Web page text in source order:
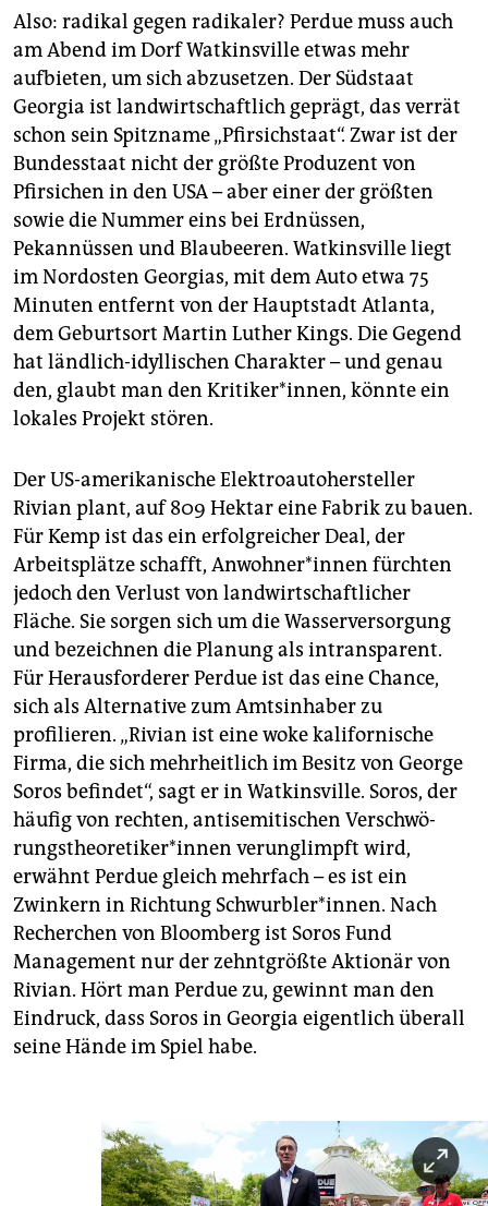
Also: radikal gegen radikaler? Perdue muss auch
am Abend im Dorf Watkinsville etwas mehr
aufbieten, um sich abzusetzen. Der Südstaat
Georgia ist landwirtschaftlich geprägt, das verrät
schon sein Spitzname „Pfirsichstaat“. Zwar ist der
Bundesstaat nicht der größte Produzent von
Pfirsichen in den USA – aber einer der größten
sowie die Nummer eins bei Erdnüssen,
Pekannüssen und Blaubeeren. Watkinsville liegt
im Nordosten Georgias, mit dem Auto etwa 75
Minuten entfernt von der Hauptstadt Atlanta,
dem Geburtsort Martin Luther Kings. Die Gegend
hat ländlich-idyllischen Charakter – und genau
den, glaubt man den Kritiker*innen, könnte ein
lokales Projekt stören.
Der US-amerikanische Elektroautohersteller
Rivian plant, auf 809 Hektar eine Fabrik zu bauen.
Für Kemp ist das ein erfolgreicher Deal, der
Arbeitsplätze schafft, An­woh­ne­r*in­nen fürchten
jedoch den Verlust von landwirtschaftlicher
Fläche. Sie sorgen sich um die Wasserversorgung
und bezeichnen die Planung als intransparent.
Für Herausforderer Perdue ist das eine Chance,
sich als Alternative zum Amtsinhaber zu
profilieren. „Rivian ist eine woke kalifornische
Firma, die sich mehrheitlich im Besitz von George
Soros befindet“, sagt er in Watkinsville. Soros, der
häufig von rechten, antisemitischen Ver­schwö­
rungs­theo­re­ti­ke­r*in­nen verunglimpft wird,
erwähnt Perdue gleich mehrfach – es ist ein
Zwinkern in Richtung Schwurbler*innen. Nach
Recherchen von Bloomberg ist Soros Fund
Management nur der zehntgrößte Aktionär von
Rivian. Hört man Perdue zu, gewinnt man den
Eindruck, dass Soros in Georgia eigentlich überall
seine Hände im Spiel habe.